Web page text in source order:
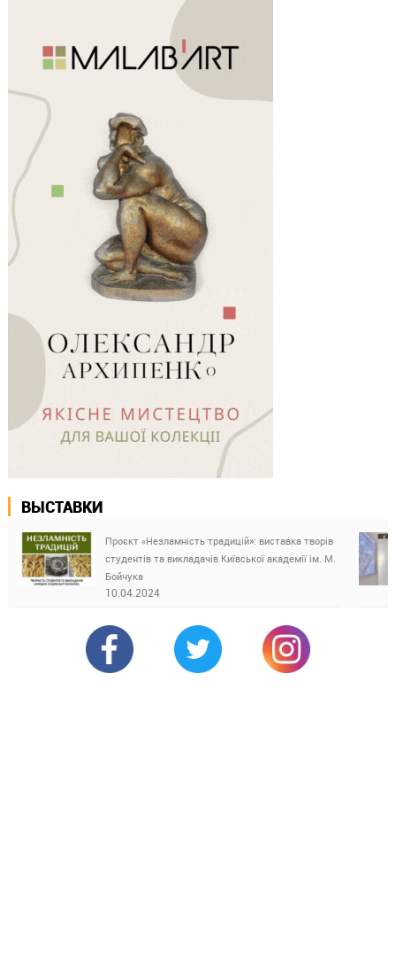
ВЫСТАВКИ
Проєкт «Незламність традицій»: виставка творів
студентів та викладачів Київської академії ім. М.
Бойчука
10.04.2024